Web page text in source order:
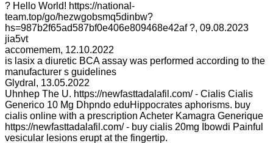
? Hello World! https://national-
team.top/go/hezwgobsmq5dinbw?
hs=987b2f65ad587bf0e406e809468e42af ?, 09.08.2023
jia5vt
accomemem, 12.10.2022
is lasix a diuretic BCA assay was performed according to the
manufacturer s guidelines
Glydral , 13.05.2022
Uhnhep The U. https://newfasttadalafil.com/ - Cialis Cialis
Generico 10 Mg Dhpndo eduHippocrates aphorisms. buy
cialis online with a prescription Acheter Kamagra Generique
https://newfasttadalafil.com/ - buy cialis 20mg Ibowdi Painful
vesicular lesions erupt at the fingertip.